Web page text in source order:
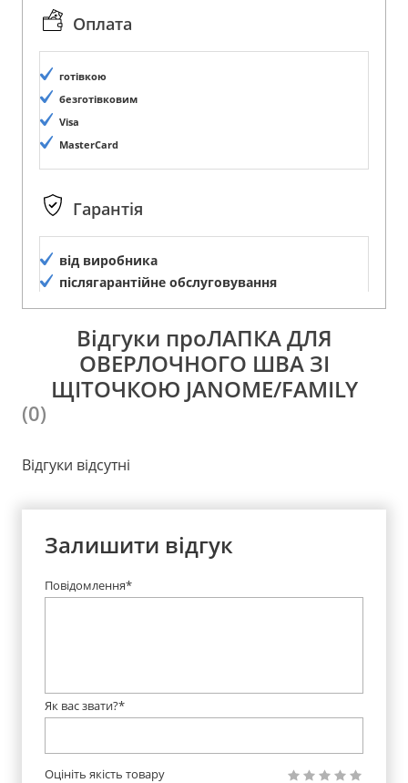
Оплата
готівкою
безготівковим
Visa
MasterCard
Гарантія
від виробника
післягарантійне обслуговування
Відгуки проЛАПКА ДЛЯ
ОВЕРЛОЧНОГО ШВА ЗІ
ЩІТОЧКОЮ JANOME/FAMILY
(0)
Відгуки відсутні
Залишити відгук
Повідомлення*
Як вас звати?*
Оцініть якість товару